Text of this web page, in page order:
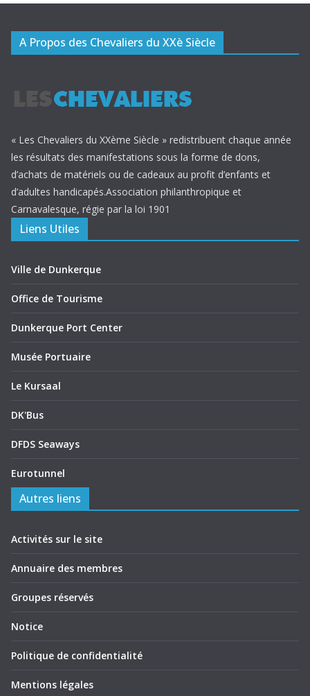
A Propos des Chevaliers du XXè Siècle
« Les Chevaliers du XXème Siècle » redistribuent chaque année
les résultats des manifestations sous la forme de dons,
d’achats de matériels ou de cadeaux au profit d’enfants et
d’adultes handicapés.Association philanthropique et
Carnavalesque, régie par la loi 1901
Liens Utiles
Ville de Dunkerque
Office de Tourisme
Dunkerque Port Center
Musée Portuaire
Le Kursaal
DK'Bus
DFDS Seaways
Eurotunnel
Autres liens
Activités sur le site
Annuaire des membres
Groupes réservés
Notice
Politique de confidentialité
Mentions légales